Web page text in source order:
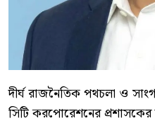
দীর্ঘ রাজনৈতিক পথচলা ও
সিটি করপোরেশনের প্রশাসকের